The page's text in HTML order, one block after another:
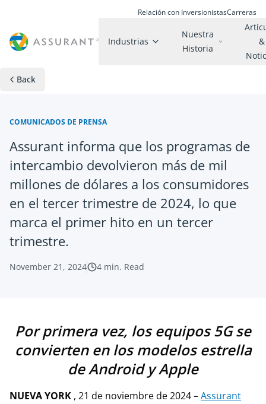
Relación con InversionistasCarreras
Industrias
Nuestra
Historia
&
Back
COMUNICADOS DE PRENSA
Assurant informa que los programas de
intercambio devolvieron más de mil
millones de dólares a los consumidores
en el tercer trimestre de 2024, lo que
marca el primer hito en un tercer
trimestre.
November 21, 2024 4 min. Read
Por primera vez, los equipos 5G se
convierten en los modelos estrella
de Android y Apple
NUEVA YORK , 21 de noviembre de 2024 –Assurant